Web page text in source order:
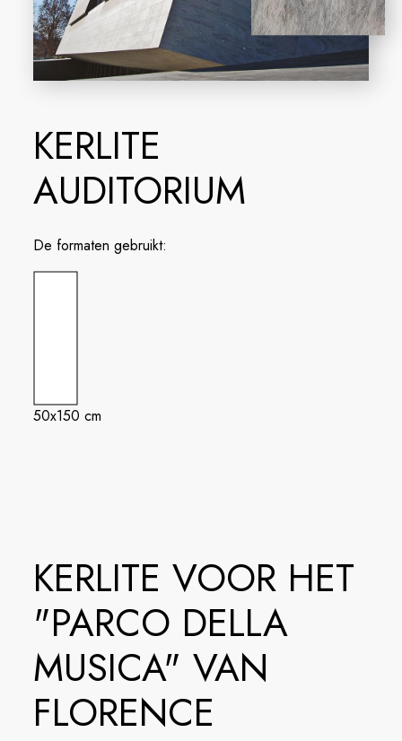
KERLITE
AUDITORIUM
De formaten gebruikt:
50x150 cm
KERLITE VOOR HET
"PARCO DELLA
MUSICA" VAN
FLORENCE